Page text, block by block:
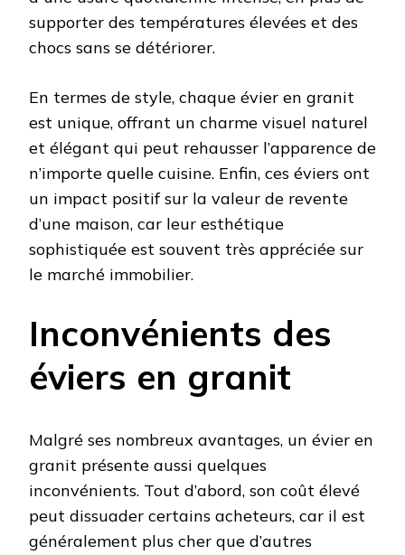
supporter des températures élevées et des
chocs sans se détériorer.
En termes de style, chaque évier en granit
est unique, offrant un charme visuel naturel
et élégant qui peut rehausser l’apparence de
n’importe quelle cuisine. Enfin, ces éviers ont
un impact positif sur la valeur de revente
d’une maison, car leur esthétique
sophistiquée est souvent très appréciée sur
le marché immobilier.
Inconvénients des
éviers en granit
Malgré ses nombreux avantages, un évier en
granit présente aussi quelques
inconvénients. Tout d’abord, son coût élevé
peut dissuader certains acheteurs, car il est
généralement plus cher que d’autres